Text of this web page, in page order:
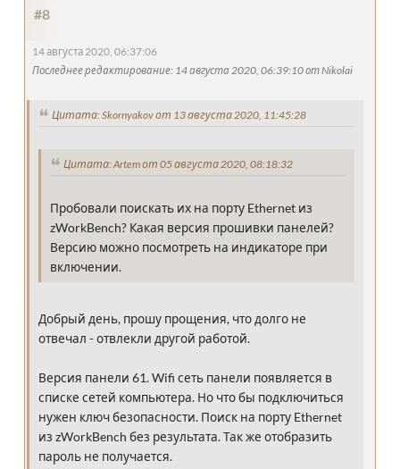
#8
14 августа 2020, 06:37:06
Последнее редактирование: 14 августа 2020, 06:39:10 от Nikolai
Цитата: Skornyakov от 13 августа 2020, 11:45:28
Цитата: Artem от 05 августа 2020, 08:18:32
Пробовали поискать их на порту Ethernet из
zWorkBench? Какая версия прошивки панелей?
Версию можно посмотреть на индикаторе при
включении.
Добрый день, прошу прощения, что долго не
отвечал - отвлекли другой работой.
Версия панели 61. Wifi сеть панели появляется в
списке сетей компьютера. Но что бы подключиться
нужен ключ безопасности. Поиск на порту Ethernet
из zWorkBench без результата. Так же отобразить
пароль не получается.